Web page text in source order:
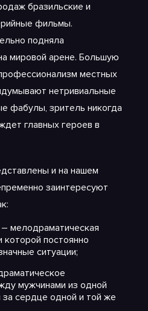
бразильские и
фильмы.
подняла
мировой арене. Большую
местных
нетривиальные
фабулы, зритель никогда
главных героев в
и на нашем
заинтересуют
мелодраматическая
постоянно
ситуации;
мужчинами из одной
сердце одной и той же